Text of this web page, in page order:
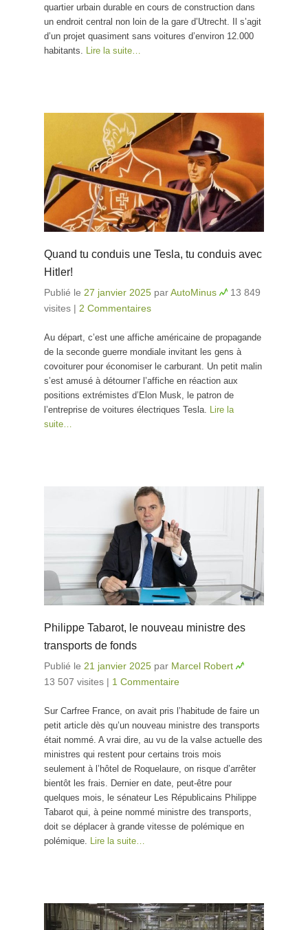
quartier urbain durable en cours de construction dans
un endroit central non loin de la gare d’Utrecht. Il s’agit
d’un projet quasiment sans voitures d’environ 12.000
habitants. Lire la suite…
Quand tu conduis une Tesla, tu conduis avec
Hitler!
Publié le 27 janvier 2025 parAutoMinus
13 849
visites | 2 Commentaires
Au départ, c’est une affiche américaine de propagande
de la seconde guerre mondiale invitant les gens à
covoiturer pour économiser le carburant. Un petit malin
s’est amusé à détourner l’affiche en réaction aux
positions extrémistes d’Elon Musk, le patron de
l’entreprise de voitures électriques Tesla. Lire la
suite…
Philippe Tabarot, le nouveau ministre des
transports de fonds
Publié le 21 janvier 2025 par Marcel Robert
13 507 visites | 1 Commentaire
Sur Carfree France, on avait pris l’habitude de faire un
petit article dès qu’un nouveau ministre des transports
était nommé. A vrai dire, au vu de la valse actuelle des
ministres qui restent pour certains trois mois
seulement à l’hôtel de Roquelaure, on risque d’arrêter
bientôt les frais. Dernier en date, peut-être pour
quelques mois, le sénateur Les Républicains Philippe
Tabarot qui, à peine nommé ministre des transports,
doit se déplacer à grande vitesse de polémique en
polémique.
Lire la suite…